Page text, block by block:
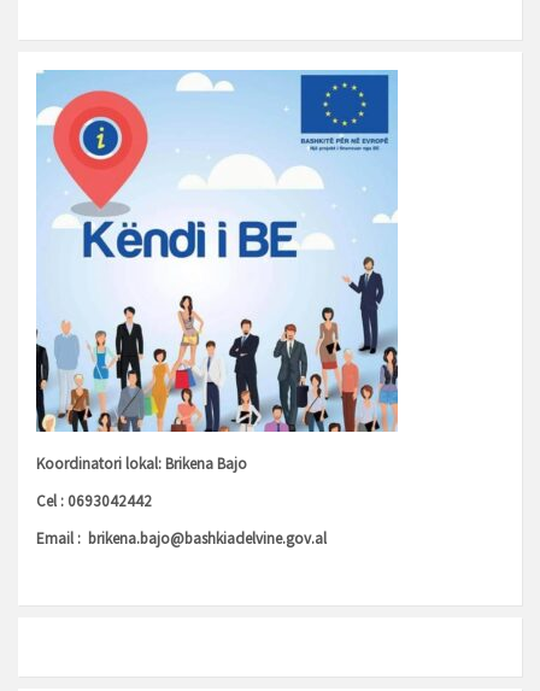
Koordinatori lokal: Brikena Bajo
Cel : 0693042442
Email : brikena.bajo@bashkiadelvine.gov.al